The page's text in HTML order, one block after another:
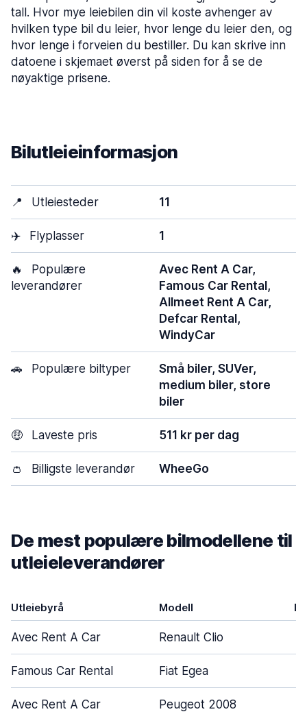
tall. Hvor mye leiebilen din vil koste avhenger av
hvilken type bil du leier, hvor lenge du leier den, og
hvor lenge i forveien du bestiller. Du kan skrive inn
datoene i skjemaet øverst på siden for å se de
nøyaktige prisene.
Bilutleieinformasjon
📍 Utleiesteder 11
✈️ Flyplasser 1
🔥
Populære
leverandører
Avec Rent A Car,
Famous Car Rental,
Allmeet Rent A Car,
Defcar Rental,
WindyCar
🚗 Populære biltyper
Små biler, SUVer,
medium biler, store
biler
🤑 Laveste pris 511 kr per dag
👛 Billigste leverandør WheeGo
De mest populære bilmodellene til
utleieleverandører
Utleiebyrå Modell
Avec Rent A Car Renault Clio
Famous Car Rental Fiat Egea
Avec Rent A Car Peugeot 2008